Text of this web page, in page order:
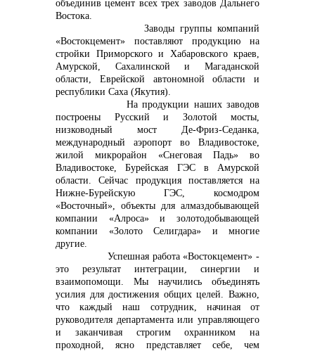
объединив цемент всех трех заводов Дальнего
Востока.
Заводы группы компаний
«Востокцемент» поставляют продукцию на
стройки Приморского и Хабаровского краев,
Амурской, Сахалинской и Магаданской
области, Еврейской автономной области и
республики Саха (Якутия).
На продукции наших заводов
построены Русский и Золотой мосты,
низководный мост Де-Фриз-Седанка,
международный аэропорт во Владивостоке,
жилой микрорайон «Снеговая Падь» во
Владивостоке, Бурейская ГЭС в Амурской
области. Сейчас продукция поставляется на
Нижне-Бурейскую ГЭС, космодром
«Восточный», объекты для алмаздобывающей
компании «Алроса» и золотодобывающей
компании «Золото Селигдара» и многие
другие.
Успешная работа «Востокцемент» -
это результат интеграции, синергии и
взаимопомощи. Мы научились объединять
усилия для достижения общих целей. Важно,
что каждый наш сотрудник, начиная от
руководителя департамента или управляющего
и заканчивая строгим охранником на
проходной, ясно представляет себе, чем